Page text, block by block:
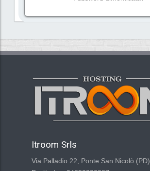
Itroom Srls
Via Palladio 22, Ponte San Nicolò (PD)